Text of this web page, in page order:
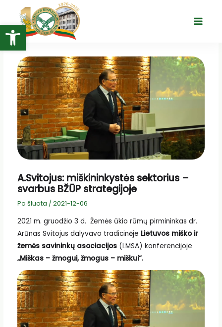
Open toolbar
turinio
Main
A.Svitojus: miškininkystės sektorius –
svarbus BŽŪP strategijoje
Po šluota / 2021-12-06
2021 m. gruodžio 3 d. Žemės ūkio rūmų pirmininkas dr.
Arūnas Svitojus dalyvavo tradicinėje Lietuvos miško ir
žemės savininkų asociacijos(LMSA) konferencijoje
„Miškas – žmogui, žmogus – miškui“.